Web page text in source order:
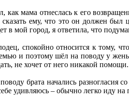
как мама отнеслась к его
сказать ему, что это он должен
в мой город, я ответила, что
спокойно относится к тому,
и поэтому шёл на поводу у
не хочет от него никакой помощи.
брата начались разногласия
удивляюсь – обычно легко иду